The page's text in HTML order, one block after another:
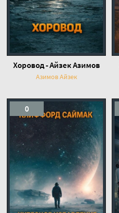
Хоровод - Айзек Азимов
Азимов Айзек
0